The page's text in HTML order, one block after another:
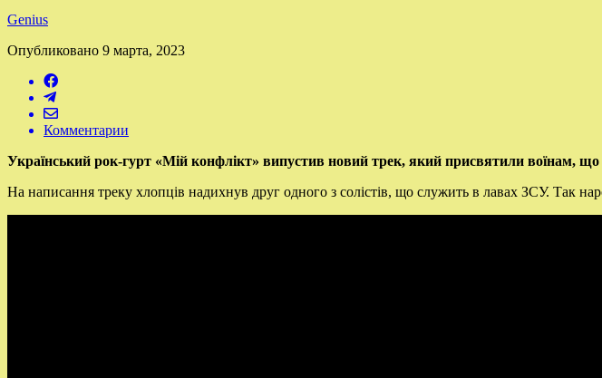
Genius
Опубликовано 9 марта, 2023
Комментарии
Український рок-гурт «Мій конфлікт» випустив новий трек, який присвятили воїнам,
На написання треку хлопців надихнув друг одного з солістів, що служить в лавах ЗСУ. Так